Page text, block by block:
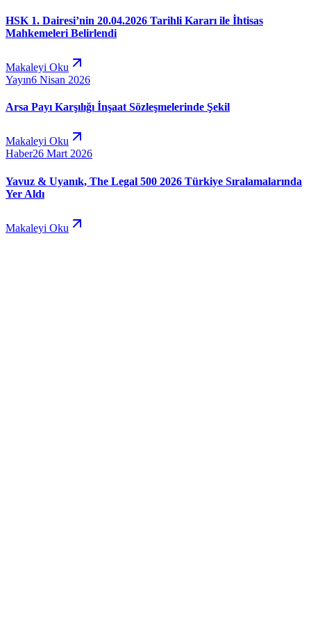
HSK 1. Dairesi’nin 20.04.2026 Tarihli Kararı ile İhtisas
Mahkemeleri Belirlendi
Makaleyi Oku
Yayın6 Nisan 2026
Arsa Payı Karşılığı İnşaat Sözleşmelerinde Şekil
Makaleyi Oku
Haber26 Mart 2026
Yavuz & Uyanık, The Legal 500 2026 Türkiye Sıralamalarında
Yer Aldı
Makaleyi Oku